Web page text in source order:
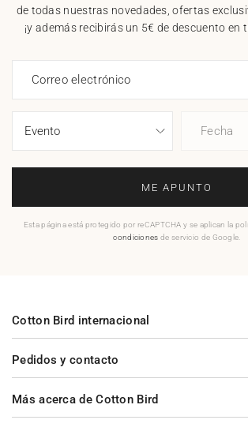
de todas nuestras novedades, ofertas
¡y además recibirás un 5€ de descuento en
Correo electrónico
Fecha
ME APUNTO
Esta página está protegido por reCAPTCHA y se aplican la
condiciones de servicio de Google.
Pedidos y contacto
Más acerca de Cotton Bird
Cotton Bird internacional